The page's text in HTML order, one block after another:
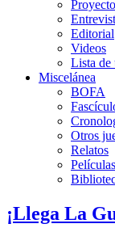
Editorial
Videos
Lista de
Miscelánea
BOFA
Otros
Relatos
¡Llega La